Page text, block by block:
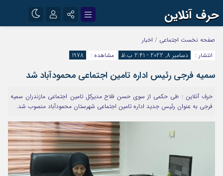
حرف آنلاین
اینستاگرام
آپارات
رمز عبور
صفحه نخست اجتماعی / اخبار
انتشار :
دسامبر 8, 2022 - 2:41 ب.ظ مشاهده : 1978
سمیه فرجی رئیس اداره تامین اجتماعی محمودآباد شد
حرف آنلاین : طی حکمی از سوی حسن فلاح مدیرکل تامین اجتماعی مازندران سمیه
فرجی به عنوان رئیس جدید اداره تامین اجتماعی شهرستان محمودآباد منصوب شد.